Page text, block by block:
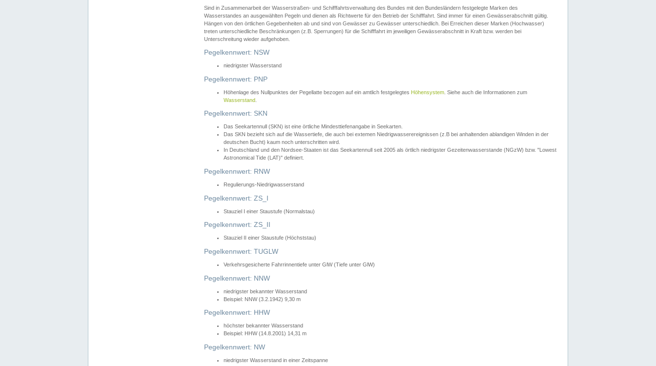
Sind in Zusammenarbeit der Wasserstraßen- und Schifffahrtsverwaltung des Bundes mit den Bundesländern festgelegte Marken des
Wasserstandes an ausgewählten Pegeln und dienen als Richtwerte für den Betrieb der Schifffahrt. Sind immer für einen Gewässerabschnitt gültig.
Hängen von den örtlichen Gegebenheiten ab und sind von Gewässer zu Gewässer unterschiedlich. Bei Erreichen dieser Marken (Hochwasser)
treten unterschiedliche Beschränkungen (z.B. Sperrungen) für die Schifffahrt im jeweiligen Gewässerabschnitt in Kraft bzw. werden bei
Unterschreitung wieder aufgehoben.
Pegelkennwert: NSW
niedrigster Wasserstand
Pegelkennwert: PNP
Höhenlage des Nullpunktes der Pegellatte bezogen auf ein amtlich festgelegtes Höhensystem . Siehe auch die Informationen zum
Wasserstand
Pegelkennwert: SKN
Das Seekartennull (SKN) ist eine örtliche Mindesttiefenangabe in Seekarten.
Das SKN bezieht sich auf die Wassertiefe, die auch bei extemen Niedrigwasserereignissen (z.B bei anhaltenden ablandigen Winden in der
deutschen Bucht) kaum noch unterschritten wird.
In Deutschland und den Nordsee-Staaten ist das Seekartennull seit 2005 als örtlich niedrigster Gezeitenwasserstande (NGzW) bzw. "Lowest
Astronomical Tide (LAT)" definiert.
Pegelkennwert: RNW
Regulierungs-Niedrigwasserstand
Pegelkennwert: ZS_I
Stauziel I einer Staustufe (Normalstau)
Pegelkennwert: ZS_II
Stauziel II einer Staustufe (Höchststau)
Pegelkennwert: TUGLW
Verkehrsgesicherte Fahrrinnentiefe unter GlW (Tiefe unter GlW)
Pegelkennwert: NNW
niedrigster bekannter Wasserstand
Beispiel: NNW (3.2.1942) 9,30 m
Pegelkennwert: HHW
höchster bekannter Wasserstand
Beispiel: HHW (14.8.2001) 14,31 m
Pegelkennwert: NW
niedrigster Wasserstand in einer Zeitspanne